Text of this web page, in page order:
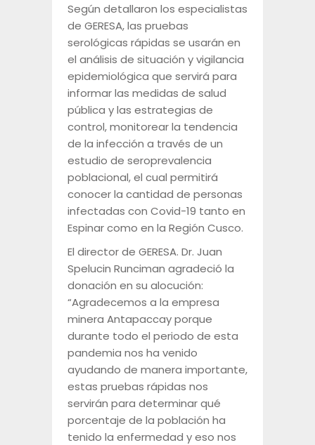
Según detallaron los especialistas
de GERESA, las pruebas
serológicas rápidas se usarán en
el análisis de situación y vigilancia
epidemiológica que servirá para
informar las medidas de salud
pública y las estrategias de
control, monitorear la tendencia
de la infección a través de un
estudio de seroprevalencia
poblacional, el cual permitirá
conocer la cantidad de personas
infectadas con Covid-19 tanto en
Espinar como en la Región Cusco.
El director de GERESA. Dr. Juan
Spelucin Runciman agradeció la
donación en su alocución:
“Agradecemos a la empresa
minera Antapaccay porque
durante todo el periodo de esta
pandemia nos ha venido
ayudando de manera importante,
estas pruebas rápidas nos
servirán para determinar qué
porcentaje de la población ha
tenido la enfermedad y eso nos